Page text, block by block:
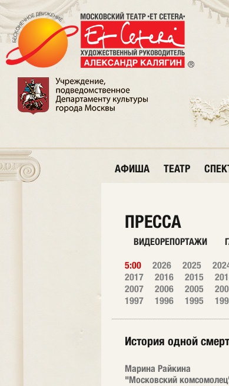
АФИША ТЕАТР
ПРЕССА
ВИДЕОРЕПОРТАЖИ
5:00 2026 2025
2017
2016 2015
2007
2006 2005
1997
1996 1995
История одной
Марина Райкина
"Московский